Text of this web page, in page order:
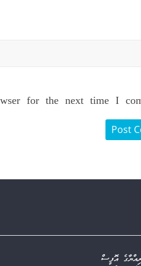
for the next time I
އޮފީސް